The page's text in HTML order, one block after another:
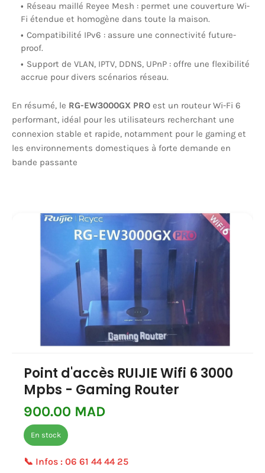
Réseau maillé Reyee Mesh : permet une couverture Wi-
Fi étendue et homogène dans toute la maison.
Compatibilité IPv6 : assure une connectivité future-
proof.
Support de VLAN, IPTV, DDNS, UPnP : offre une flexibilité
accrue pour divers scénarios réseau.
En résumé, le RG-EW3000GX PRO est un routeur Wi-Fi 6
performant, idéal pour les utilisateurs recherchant une
connexion stable et rapide, notamment pour le gaming et
les environnements domestiques à forte demande en
bande passante
Point d'accès RUIJIE Wifi 6 3000
Mpbs - Gaming Router
900.00 MAD
En stock
📞 Infos : 06 61 44 44 25